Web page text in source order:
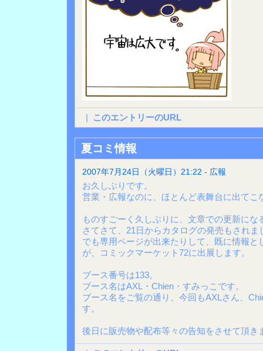
| このエントリーのURL
夏コミ情報
2007年7月24日（火曜日）21:22 - 広報
お久しぶりです。
営業・広報なのに、ほとんど表舞台に出てこ
ものすごーく久しぶりに、文章での更新にな
さてさて、21日からカタログの発売もされ
でも専用ページが出来たりして、既に情報と
が、コミックマーケット72に出展します。
ブース番号は133。
ブース名はAXL・Chien・すみっこです。
ブース名をご覧の通り、今回もAXLさん、
す。
後日に販売物や配布等々の告知をさせて頂き